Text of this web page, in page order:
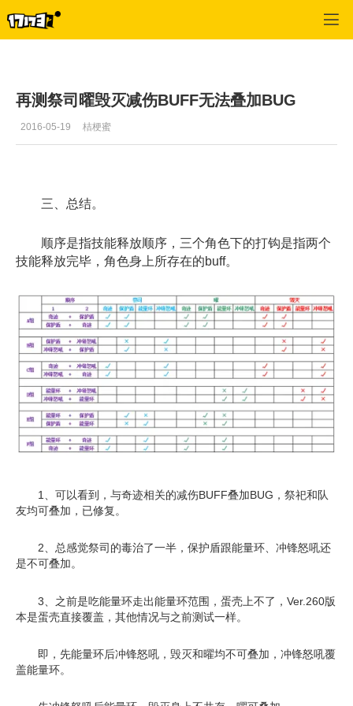
再测祭司曜毁灭减伤BUFF无法叠加BUG
2016-05-19 桔梗蜜
三、 总结。
顺序是指技能释放顺序，三个角色下的打钩是指两个
技能释放完毕，角色身上所存在的buff。
1、可以看到，与奇迹相关的减伤BUFF叠加BUG，祭祀和队
友均可叠加，已修复。
2、总感觉祭司的毒治了一半，保护盾跟能量环、冲锋怒吼还
是不可叠加。
3、之前是吃能量环走出能量环范围，蛋壳上不了，Ver.260版
本是蛋壳直接覆盖，其他情况与之前测试一样。
即，先能量环后冲锋怒吼，毁灭和曜均不可叠加，冲锋怒吼覆
盖能量环。